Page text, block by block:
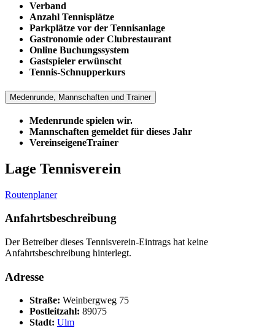
Verband
Anzahl Tennisplätze
Parkplätze vor der Tennisanlage
Gastronomie oder Clubrestaurant
Online Buchungssystem
Gastspieler erwünscht
Tennis-Schnupperkurs
Medenrunde, Mannschaften und Trainer
Medenrunde spielen wir.
Mannschaften gemeldet für dieses Jahr
VereinseigeneTrainer
Lage Tennisverein
Routenplaner
Anfahrtsbeschreibung
Der Betreiber dieses Tennisverein-Eintrags hat keine
Anfahrtsbeschreibung hinterlegt.
Adresse
Straße: Weinbergweg 75
Postleitzahl: 89075
Stadt: Ulm